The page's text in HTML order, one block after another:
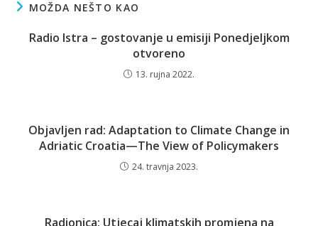
MOŽDA NEŠTO KAO
Radio Istra – gostovanje u emisiji Ponedjeljkom
otvoreno
13. rujna 2022.
Objavljen rad: Adaptation to Climate Change in
Adriatic Croatia—The View of Policymakers
24. travnja 2023.
Radionica: Utjecaj klimatskih promjena na